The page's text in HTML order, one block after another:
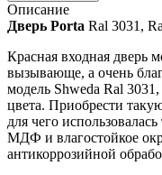
Описание
Дверь Porta Ral 3031,
Красная входная дверь
вызывающе, а очень
модель Shweda Ral
цвета. Приобрести
для чего
МДФ и влагостойкое
антикоррозийной